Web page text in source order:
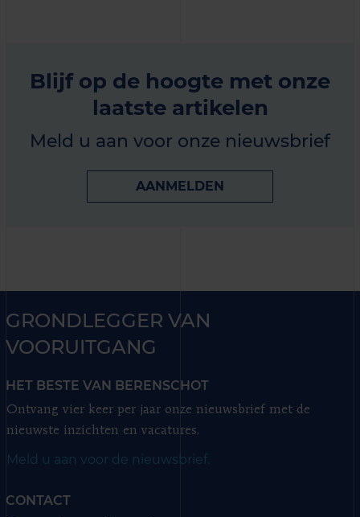
Blijf op de hoogte met onze
laatste artikelen
Meld u aan voor onze nieuwsbrief
AANMELDEN
GRONDLEGGER VAN
VOORUITGANG
HET BESTE VAN BERENSCHOT
Ontvang vier keer per jaar onze nieuwsbrief met de
nieuwste inzichten en vacatures.
Meld u aan voor de nieuwsbrief.
CONTACT